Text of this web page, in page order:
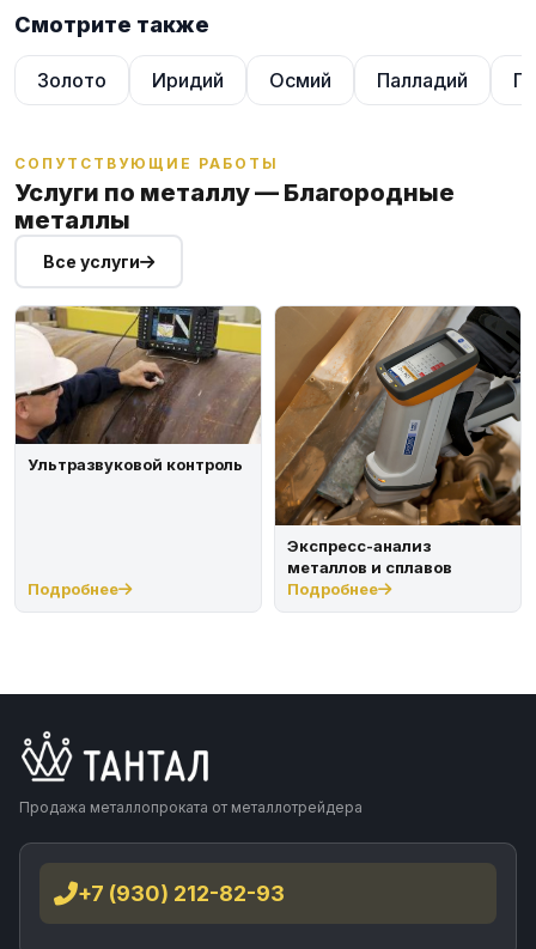
Смотрите также
Золото Иридий Осмий Палладий
СОПУТСТВУЮЩИЕ РАБОТЫ
Услуги по металлу — Благородные
металлы
Все услуги
Ультразвуковой контроль
Подробнее
Экспресс-анализ
металлов и сплавов
Подробнее
Продажа металлопроката от металлотрейдера
+7 (930) 212-82-93